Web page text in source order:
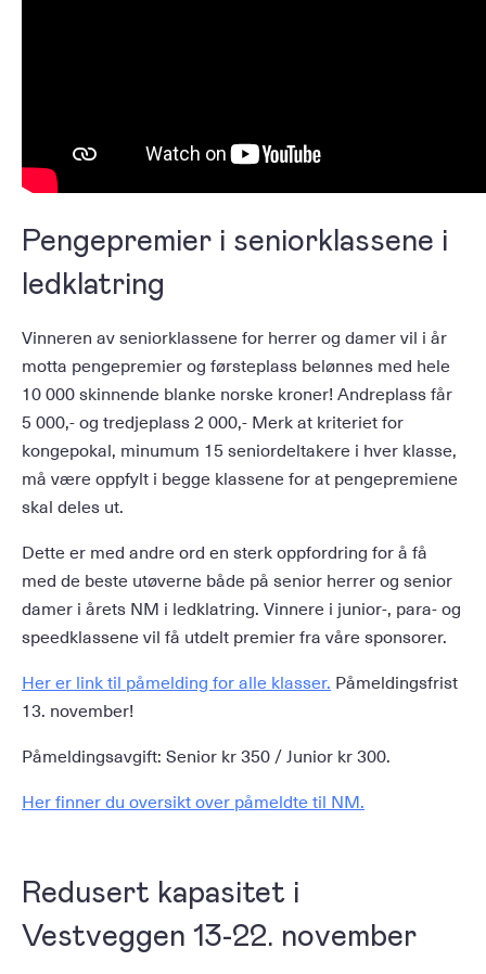
Pengepremier i seniorklassene i
ledklatring
Vinneren av seniorklassene for herrer og damer vil i år
motta pengepremier og førsteplass belønnes med hele
10 000 skinnende blanke norske kroner! Andreplass får
5 000,- og tredjeplass 2 000,- Merk at kriteriet for
kongepokal, minumum 15 seniordeltakere i hver klasse,
må være oppfylt i begge klassene for at pengepremiene
skal deles ut.
Dette er med andre ord en sterk oppfordring for å få
med de beste utøverne både på senior herrer og senior
damer i årets NM i ledklatring. Vinnere i junior-, para- og
speedklassene vil få utdelt premier fra våre sponsorer.
Her er link til påmelding for alle klasser. Påmeldingsfrist
13. november!
Påmeldingsavgift: Senior kr 350 / Junior kr 300.
Her finner du oversikt over påmeldte til NM.
Redusert kapasitet i
Vestveggen 13-22. november